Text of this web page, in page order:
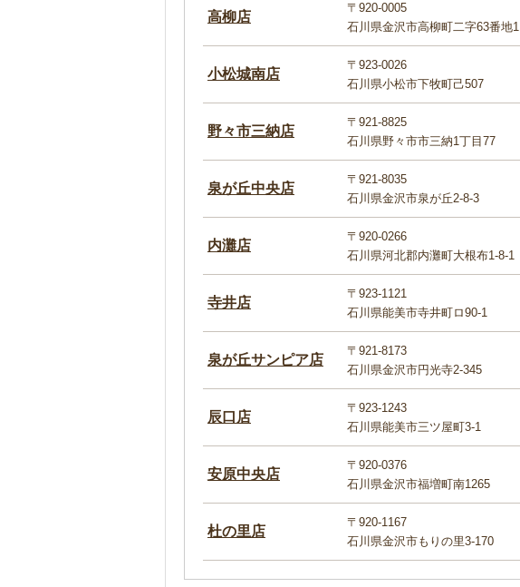
高柳店
〒920-0005
石川県金沢市高柳町二字63番地1
小松城南店
〒923-0026
石川県小松市下牧町己507
野々市三納店
〒921-8825
石川県野々市市三納1丁目77
泉が丘中央店
〒921-8035
石川県金沢市泉が丘2-8-3
内灘店
〒920-0266
石川県河北郡内灘町大根布1-8-1
寺井店
〒923-1121
石川県能美市寺井町ロ90-1
泉が丘サンピア店
〒921-8173
石川県金沢市円光寺2-345
辰口店
〒923-1243
石川県能美市三ツ屋町3-1
安原中央店
〒920-0376
石川県金沢市福増町南1265
杜の里店
〒920-1167
石川県金沢市もりの里3-170